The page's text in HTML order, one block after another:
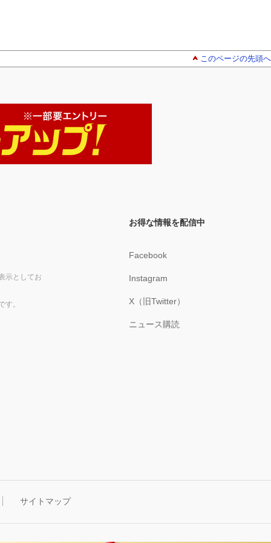
このページの先頭へ
示としてお
す。
お得な情報を配信中
Facebook
Instagram
X（旧Twitter）
ニュース購読
サイトマップ